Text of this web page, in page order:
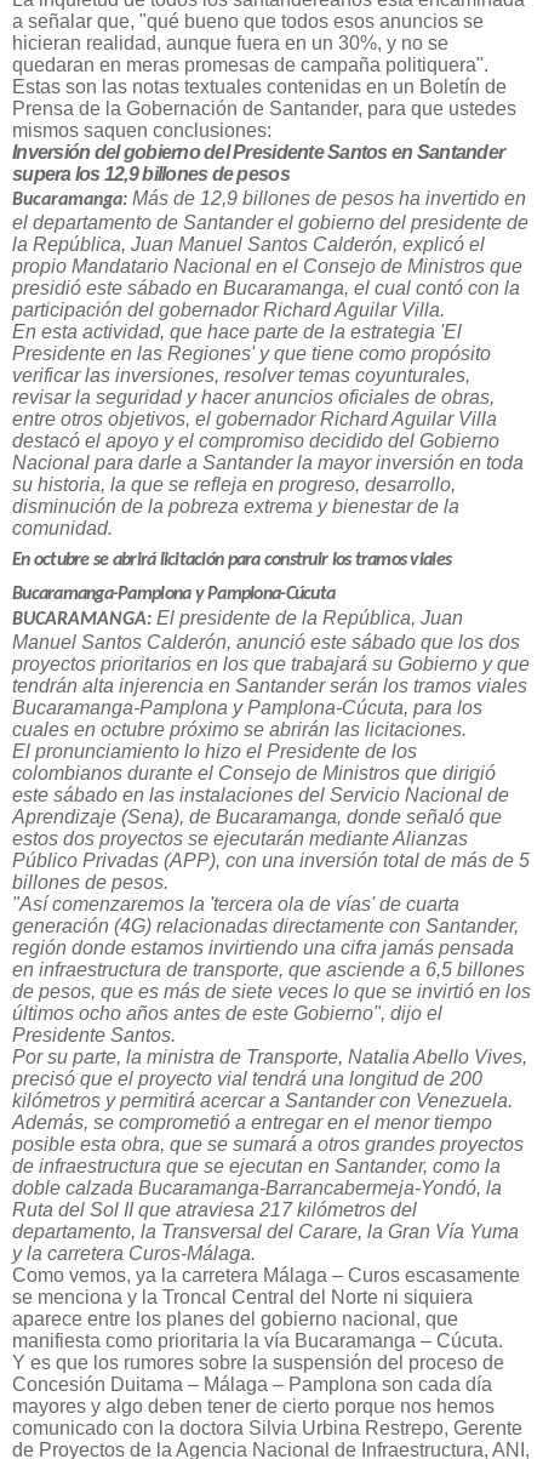
a señalar que, "qué bueno que todos esos anuncios se
hicieran realidad, aunque fuera en un 30%, y no se
quedaran en meras promesas de campaña politiquera".
Estas son las notas textuales contenidas en un Boletín de
Prensa de la Gobernación de Santander, para que ustedes
mismos saquen conclusiones:
Inversión del gobierno del Presidente Santos en Santander
supera los 12,9 billones de pesos
Bucaramanga: Más de 12,9 billones de pesos ha invertido en
el departamento de Santander el gobierno del presidente de
la República, Juan Manuel Santos Calderón, explicó el
propio Mandatario Nacional en el Consejo de Ministros que
presidió este sábado en Bucaramanga, el cual contó con la
participación del gobernador Richard Aguilar Villa.
En esta actividad, que hace parte de la estrategia 'El
Presidente en las Regiones' y que tiene como propósito
verificar las inversiones, resolver temas coyunturales,
revisar la seguridad y hacer anuncios oficiales de obras,
entre otros objetivos, el gobernador Richard Aguilar Villa
destacó el apoyo y el compromiso decidido del Gobierno
Nacional para darle a Santander la mayor inversión en toda
su historia, la que se refleja en progreso, desarrollo,
disminución de la pobreza extrema y bienestar de la
comunidad.
En octubre se abrirá licitación para construir los tramos viales
Bucaramanga-Pamplona y Pamplona-Cúcuta
BUCARAMANGA: El presidente de la República, Juan
Manuel Santos Calderón, anunció este sábado que los dos
proyectos prioritarios en los que trabajará su Gobierno y que
tendrán alta injerencia en Santander serán los tramos viales
Bucaramanga-Pamplona y Pamplona-Cúcuta, para los
cuales en octubre próximo se abrirán las licitaciones.
El pronunciamiento lo hizo el Presidente de los
colombianos durante el Consejo de Ministros que dirigió
este sábado en las instalaciones del Servicio Nacional de
Aprendizaje (Sena), de Bucaramanga, donde señaló que
estos dos proyectos se ejecutarán mediante Alianzas
Público Privadas (APP), con una inversión total de más de 5
billones de pesos.
"Así comenzaremos la 'tercera ola de vías' de cuarta
generación (4G) relacionadas directamente con Santander,
región donde estamos invirtiendo una cifra jamás pensada
en infraestructura de transporte, que asciende a 6,5 billones
de pesos, que es más de siete veces lo que se invirtió en los
últimos ocho años antes de este Gobierno", dijo el
Presidente Santos.
Por su parte, la ministra de Transporte, Natalia Abello Vives,
precisó que el proyecto vial tendrá una longitud de 200
kilómetros y permitirá acercar a Santander con Venezuela.
Además, se comprometió a entregar en el menor tiempo
posible esta obra, que se sumará a otros grandes proyectos
de infraestructura que se ejecutan en Santander, como la
doble calzada Bucaramanga-Barrancabermeja-Yondó, la
Ruta del Sol II que atraviesa 217 kilómetros del
departamento, la Transversal del Carare, la Gran Vía Yuma
y la carretera Curos-Málaga.
Como vemos, ya la carretera Málaga – Curos escasamente
se menciona y la Troncal Central del Norte ni siquiera
aparece entre los planes del gobierno nacional, que
manifiesta como prioritaria la vía Bucaramanga – Cúcuta.
Y es que los rumores sobre la suspensión del proceso de
Concesión Duitama – Málaga – Pamplona son cada día
mayores y algo deben tener de cierto porque nos hemos
comunicado con la doctora Silvia Urbina Restrepo, Gerente
de Proyectos de la Agencia Nacional de Infraestructura, ANI,